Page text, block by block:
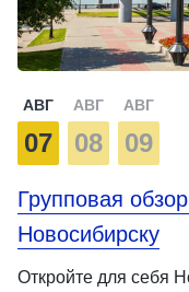
АВГ
07
АВГ
08
АВГ
09
Групповая
Новосибирску
Откройте для себя